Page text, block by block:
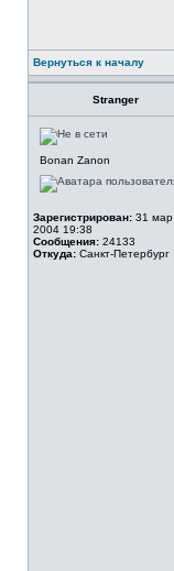
Вернуться к началу
Stranger
Bonan Zanon
Зарегистрирован: 31 мар
2004 19:38
Сообщения: 24133
Откуда: Санкт-Петербург